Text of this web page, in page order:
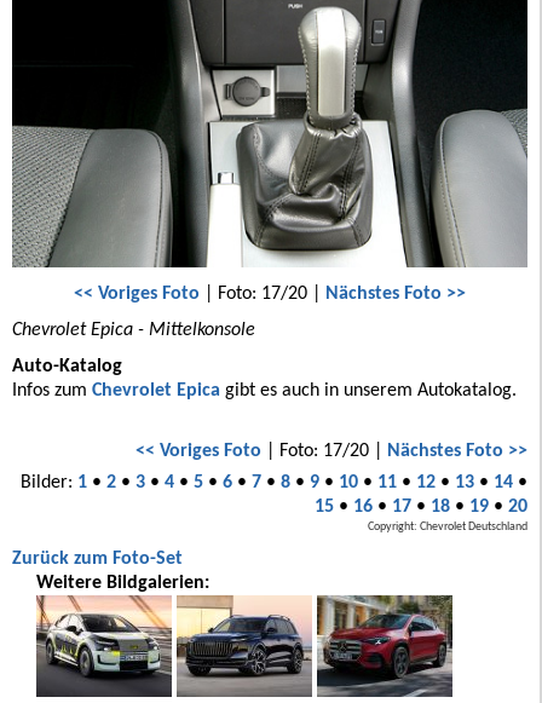
<< Voriges Foto | Foto: 17/20 | Nächstes Foto >>
Chevrolet Epica - Mittelkonsole
Auto-Katalog
Infos zum Chevrolet Epica gibt es auch in unserem Autokatalog.
<< Voriges Foto | Foto: 17/20 | Nächstes Foto >>
Bilder: 1• 2• 3• 4• 5• 6• 7• 8• 9• 10• 11• 12• 13• 14•
15• 16• 17• 18• 19• 20
Copyright: Chevrolet Deutschland
Zurück zum Foto-Set
Weitere Bildgalerien: